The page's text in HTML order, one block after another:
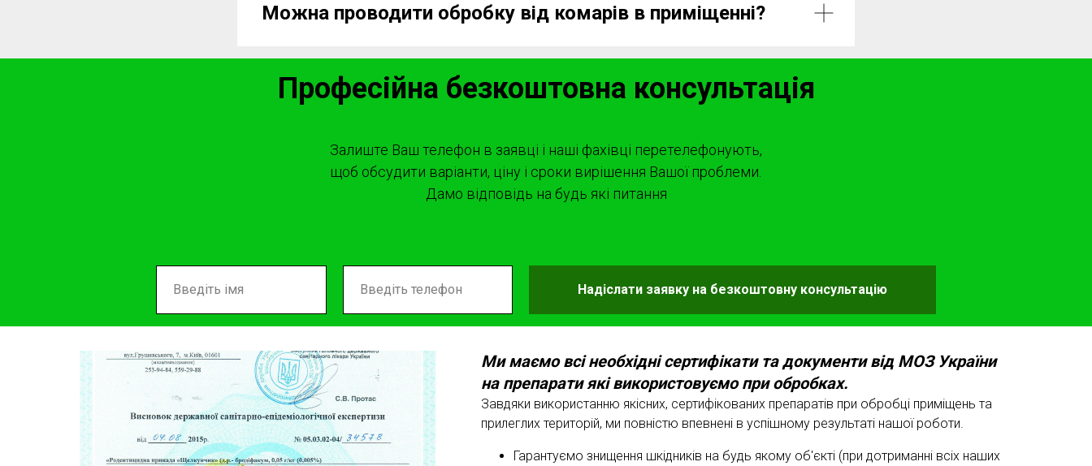
Можна проводити обробку від комарів в приміщенні?
Професійна безкоштовна консультація
Залиште Ваш телефон в заявці і наші фахівці перетелефонують,
щоб обсудити варіанти, ціну і сроки вирішення Вашої проблеми.
Дамо відповідь на будь які питання
Надіслати заявку на безкоштовну консультацію
Ми маємо всі необхідні сертифікати та документи від МОЗ України
на препарати які використовуємо при обробках.
Завдяки використанню якісних, сертифікованих препаратів при обробці приміщень та
прилеглих територій, ми повністю впевнені в успішному результаті нашої роботи.
Гарантуємо знищення шкідників на будь якому об'єкті (при дотриманні всіх наших